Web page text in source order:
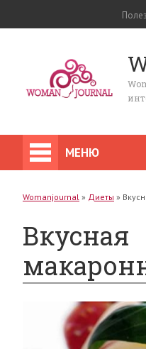
МЕНЮ
Womanjournal » Диеты »
Вкусная